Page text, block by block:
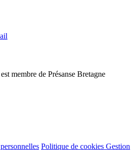
membre de Présanse Bretagne
Politique de cookies Gestion